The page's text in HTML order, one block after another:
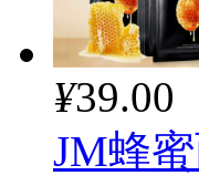
¥39.00
JM蜂